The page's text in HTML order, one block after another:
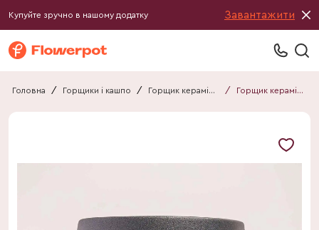
Купуйте зручно в нашому додатку Завантажити
Головна / Горщики і кашпо / Горщик керамічний / Горщик керамічний Спейс Ікс перлина чорний